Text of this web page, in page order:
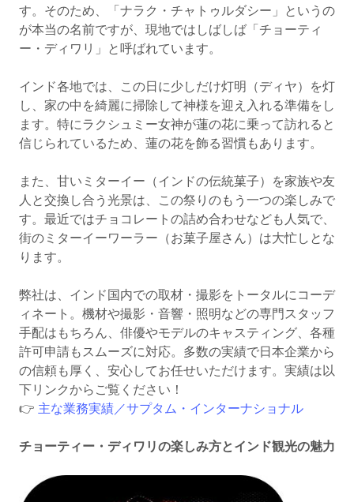
す。そのため、「ナラク・チャトゥルダシー」というの
が本当の名前ですが、現地ではしばしば「チョーティ
ー・ディワリ」と呼ばれています。
インド各地では、この日に少しだけ灯明（ディヤ）を灯
し、家の中を綺麗に掃除して神様を迎え入れる準備をし
ます。特にラクシュミー女神が蓮の花に乗って訪れると
信じられているため、蓮の花を飾る習慣もあります。
また、甘いミターイー（インドの伝統菓子）を家族や友
人と交換し合う光景は、この祭りのもう一つの楽しみで
す。最近ではチョコレートの詰め合わせなども人気で、
街のミターイーワーラー（お菓子屋さん）は大忙しとな
ります。
弊社は、インド国内での取材・撮影をトータルにコーデ
ィネート。機材や撮影・音響・照明などの専門スタッフ
手配はもちろん、俳優やモデルのキャスティング、各種
許可申請もスムーズに対応。多数の実績で日本企業から
の信頼も厚く、安心してお任せいただけます。実績は以
下リンクからご覧ください！
👉 主な業務実績／サプタム・インターナショナル
チョーティー・ディワリの楽しみ方とインド観光の魅力